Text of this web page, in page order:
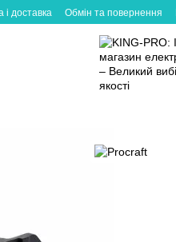
і доставка Обмін та повернення